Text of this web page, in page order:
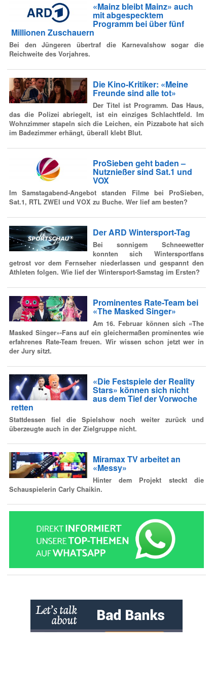
«Mainz bleibt Mainz» auch
mit abgespecktem
Programm bei über fünf
Millionen Zuschauern
Bei den Jüngeren übertraf die Karnevalshow sogar die
Reichweite des Vorjahres.
Die Kino-Kritiker: «Meine
Freunde sind alle tot»
Der Titel ist Programm. Das Haus,
das die Polizei abriegelt, ist ein einziges Schlachtfeld. Im
Wohnzimmer stapeln sich die Leichen, ein Pizzabote hat sich
im Badezimmer erhängt, überall klebt Blut.
ProSieben geht baden –
Nutznießer sind Sat.1 und
VOX
Im Samstagabend-Angebot standen Filme bei ProSieben,
Sat.1, RTL ZWEI und VOX zu Buche. Wer lief am besten?
Der ARD Wintersport-Tag
Bei sonnigem Schneewetter
konnten sich Wintersportfans
getrost vor dem Fernseher niederlassen und gespannt den
Athleten folgen. Wie lief der Wintersport-Samstag im Ersten?
Prominentes Rate-Team bei
«The Masked Singer»
Am 16. Februar können sich «The
Masked Singer»-Fans auf ein gleichermaßen prominentes wie
erfahrenes Rate-Team freuen. Wir wissen schon jetzt wer in
der Jury sitzt.
«Die Festspiele der Reality
Stars» können sich nicht
aus dem Tief der Vorwoche
retten
Stattdessen fiel die Spielshow noch weiter zurück und
überzeugte auch in der Zielgruppe nicht.
Miramax TV arbeitet an
«Messy»
Hinter dem Projekt steckt die
Schauspielerin Carly Chaikin.